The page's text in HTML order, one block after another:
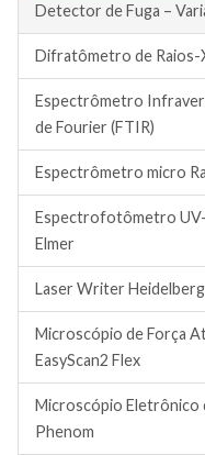
Detector de Fuga –
Difratômetro de Raios-
Espectrômetro
de Fourier (FTIR)
Espectrômetro micro
Espectrofotômetro UV-
Elmer
Laser Writer
Microscópio de Força
EasyScan2 Flex
Microscópio Eletrônico
Phenom